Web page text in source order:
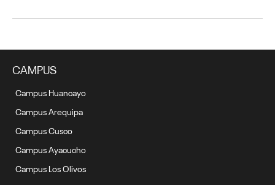
CAMPUS
Campus Huancayo
Campus Arequipa
Campus Cusco
Campus Ayacucho
Campus Los Olivos